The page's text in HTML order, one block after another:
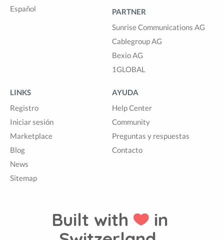
Español
PARTNER
Sunrise Communications AG
Cablegroup AG
Bexio AG
1GLOBAL
LINKS
Registro
Iniciar sesión
Marketplace
Blog
News
Sitemap
AYUDA
Help Center
Community
Preguntas y respuestas
Contacto
Built with
in